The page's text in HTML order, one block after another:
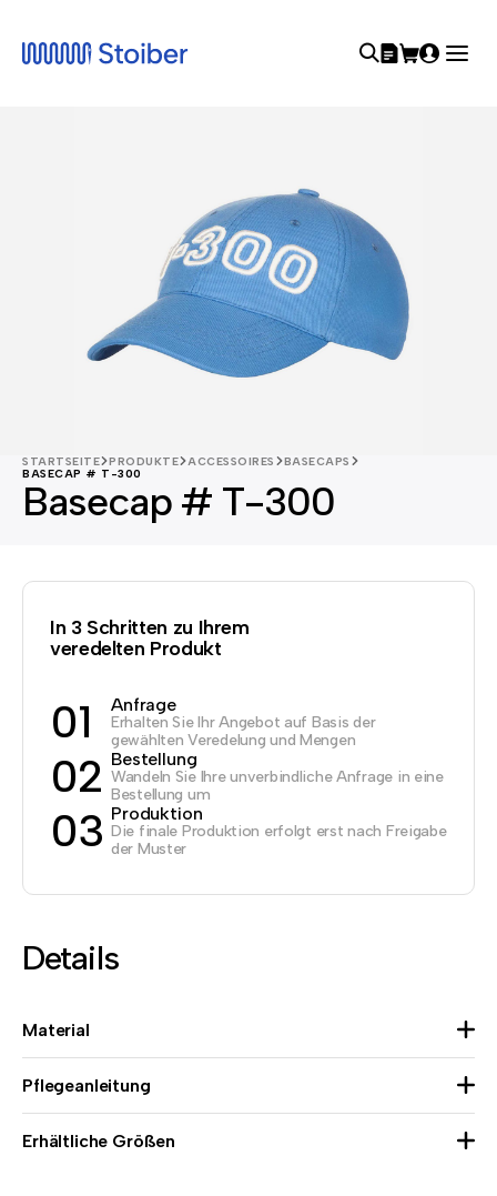
STARTSEITE PRODUKTE ACCESSOIRES
BASECAPS
BASECAP # T-300
Basecap # T-300
In 3 Schritten zu Ihrem
veredelten Produkt
01 Anfrage
Erhalten Sie Ihr Angebot auf Basis der
gewählten Veredelung und Mengen
02 Bestellung
Wandeln Sie Ihre unverbindliche Anfrage in eine
Bestellung um
03 Produktion
Die finale Produktion erfolgt erst nach Freigabe
der Muster
Details
Material
Pflegeanleitung
Erhältliche Größen